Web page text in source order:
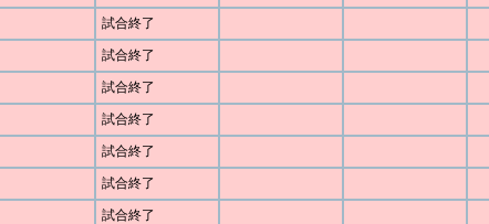
試合終了
試合終了
試合終了
試合終了
試合終了
試合終了
試合終了